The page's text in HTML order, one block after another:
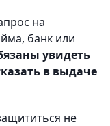
на
банк или
увидеть
в выдаче
не